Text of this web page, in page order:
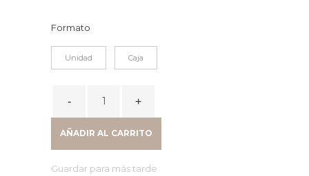
Formato
Unidad Caja
2000
AÑADIR AL CARRITO
Guardar para más tarde